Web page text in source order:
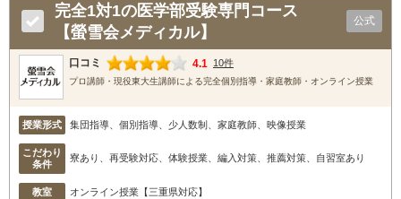
完全1対1の医学部受験専門コース
【螢雪会メディカル】
公式
口コミ 4.1 10件
プロ講師・現役東大生講師による完全個別指導・家庭教師・オンライン授業
授業形式 集団指導、個別指導、少人数制、家庭教師、映像授業
こだわり
条件
寮あり、再受験対応、体験授業、編入対策、推薦対策、自習室あり
教室 オンライン授業【三重県対応】